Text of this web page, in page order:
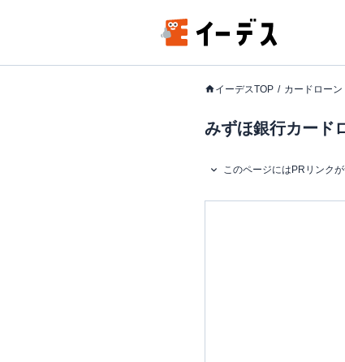
イーデスTOP カードローン
みずほ銀行カード
このページにはPRリンク